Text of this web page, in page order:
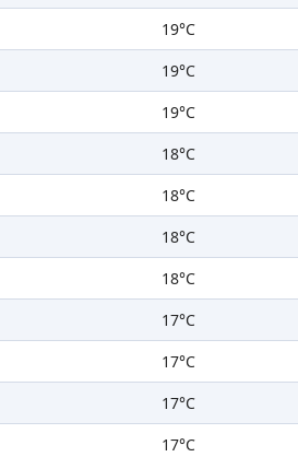
19°C
19°C
19°C
18°C
18°C
18°C
18°C
17°C
17°C
17°C
17°C